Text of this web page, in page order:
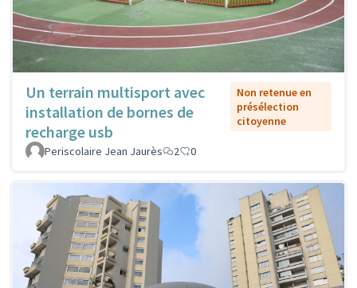
Un terrain multisport avec
installation de bornes de
recharge usb
Non retenue en
présélection
citoyenne
Periscolaire Jean Jaurès 2 0